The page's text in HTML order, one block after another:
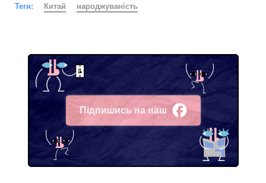
Теги: Китай народжуваність
Підпишись на наш
Facebook